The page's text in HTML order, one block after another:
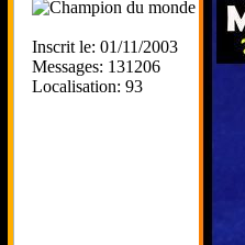
Inscrit le: 01/11/2003
Messages: 131206
Localisation: 93